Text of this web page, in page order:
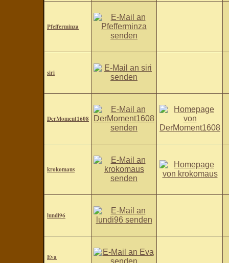
Pfefferminza
siri
DerMoment1608
krokomaus
lundi96
Eva